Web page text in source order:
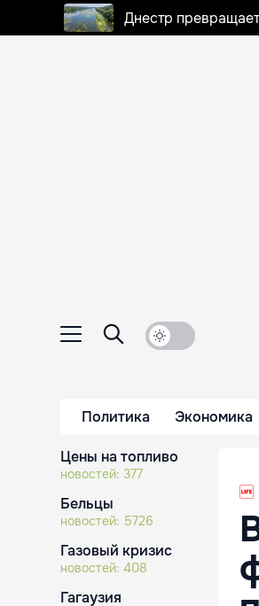
Днестр
Политика Экономика
Цены на топливо
новостей: 377
Бельцы
новостей: 5726
Газовый кризис
новостей: 408
Гагаузия